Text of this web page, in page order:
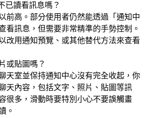
已讀看訊息嗎？
前高。部分使用者仍然能透過「通知中
看訊息，但需要非常精準的手勢控制。
改用通知預覽、或其他替代方法來查看
或貼圖嗎？
天室並保持通知中心沒有完全收起，你
天內容，包括文字、照片、貼圖等訊
很多，滑動時要特別小心不要誤觸畫
。